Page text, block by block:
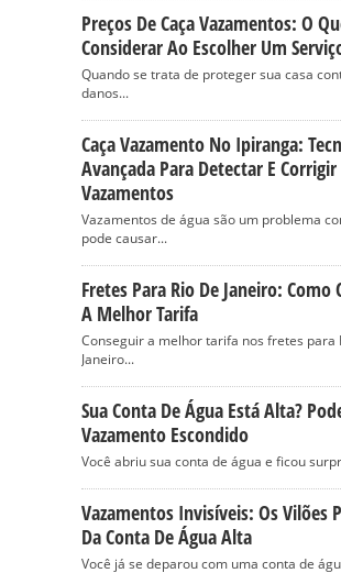
Preços De Caça Vazamentos: O
Considerar Ao Escolher Um
Quando se trata de proteger sua casa
danos...
Caça Vazamento No Ipiranga:
Avançada Para Detectar E Corrigir
Vazamentos
Vazamentos de água são um problema
pode causar...
Fretes Para Rio De Janeiro: Como
A Melhor Tarifa
Conseguir a melhor tarifa nos fretes para
Janeiro...
Sua Conta De Água Está Alta?
Vazamento Escondido
Você abriu sua conta de água e ficou
Vazamentos Invisíveis: Os Vilões
Da Conta De Água Alta
Você já se deparou com uma conta de